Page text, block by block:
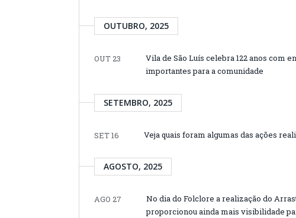
OUTUBRO, 2025
OUT 23
Vila de São Luís celebra 122 anos com
importantes para a comunidade
SETEMBRO, 2025
SET 16 Veja quais foram algumas das ações
AGOSTO, 2025
AGO 27
No dia do Folclore a realização do
proporcionou ainda mais visibilidade